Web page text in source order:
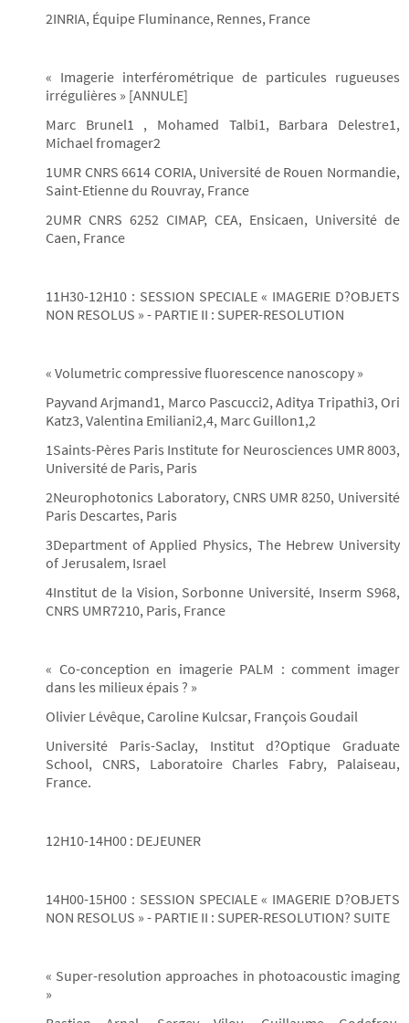
2INRIA, Équipe Fluminance, Rennes, France
« Imagerie interférométrique de particules rugueuses
irrégulières » [ANNULE]
Marc Brunel1 , Mohamed Talbi1, Barbara Delestre1,
Michael fromager2
1UMR CNRS 6614 CORIA, Université de Rouen Normandie,
Saint-Etienne du Rouvray, France
2UMR CNRS 6252 CIMAP, CEA, Ensicaen, Université de
Caen, France
11H30-12H10 : SESSION SPECIALE « IMAGERIE D?OBJETS
NON RESOLUS » - PARTIE II : SUPER-RESOLUTION
« Volumetric compressive fluorescence nanoscopy »
Payvand Arjmand1, Marco Pascucci2, Aditya Tripathi3, Ori
Katz3, Valentina Emiliani2,4, Marc Guillon1,2
1Saints-Pères Paris Institute for Neurosciences UMR 8003,
Université de Paris, Paris
2Neurophotonics Laboratory, CNRS UMR 8250, Université
Paris Descartes, Paris
3Department of Applied Physics, The Hebrew University
of Jerusalem, Israel
4Institut de la Vision, Sorbonne Université, Inserm S968,
CNRS UMR7210, Paris, France
« Co-conception en imagerie PALM : comment imager
dans les milieux épais ? »
Olivier Lévêque, Caroline Kulcsar, François Goudail
Université Paris-Saclay, Institut d?Optique Graduate
School, CNRS, Laboratoire Charles Fabry, Palaiseau,
France.
12H10-14H00 : DEJEUNER
14H00-15H00 : SESSION SPECIALE « IMAGERIE D?OBJETS
NON RESOLUS » - PARTIE II : SUPER-RESOLUTION? SUITE
« Super-resolution approaches in photoacoustic imaging
»